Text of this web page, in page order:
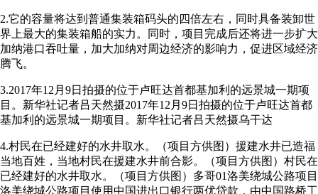
2.它的容量将达到普通集装箱码头的四倍左右，同时具备装卸世
界上最大的集装箱船的实力。同时，项目完成后还将进一步扩大
加纳港口吞吐量，加大加纳对周边经济的影响力，促进区域经济
腾飞。
3.2017年12月9日拍摄的位于卢旺达首都基加利的远景城一期项
目。新华社记者吕天然摄2017年12月9日拍摄的位于卢旺达首都
基加利的远景城一期项目。新华社记者吕天然摄乌干达
4.村民在已经建好的水井取水。（项目方供图）援建水井已造福
当地百姓，当地村民在援建水井前合影。（项目方供图）村民在
已经建好的水井取水。（项目方供图）多哥01洛美绕城公路项目
洛美绕城公路项目使用中国进出口银行两优贷款，由中国路桥工